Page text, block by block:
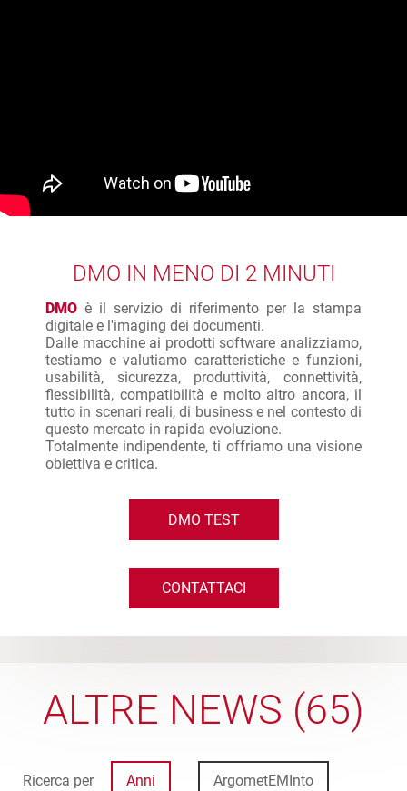
DMO IN MENO DI 2 MINUTI
DMO è il servizio di riferimento per la stampa
digitale e l'imaging dei documenti.
Dalle macchine ai prodotti software analizziamo,
testiamo e valutiamo caratteristiche e funzioni,
usabilità, sicurezza, produttività, connettività,
flessibilità, compatibilità e molto altro ancora, il
tutto in scenari reali, di business e nel contesto di
questo mercato in rapida evoluzione.
Totalmente indipendente, ti offriamo una visione
obiettiva e critica.
DMO TEST
CONTATTACI
ALTRE NEWS (65)
Ricerca per Anni ArgometEMInto